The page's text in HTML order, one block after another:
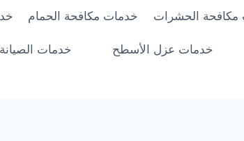
مكافحة الحشرات خدمات مكافحة الحمام
خدمات عزل الأسطح خدمات الصيانة